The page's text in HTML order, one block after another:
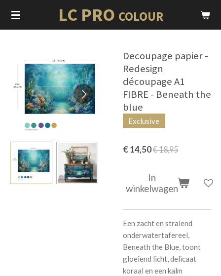
Ga
direct
LC PRO COLOUR
Decoupage papier -
Redesign
découpage A1
FIBRE - Beneath the
blue
Exclusive
€ 14,50€ 18,95
In
winkelwagen
Een zacht en stralend
onderwatertafereel,
Beneath the Blue, toont
gloeiend licht, delicaat
koraal en een kalm